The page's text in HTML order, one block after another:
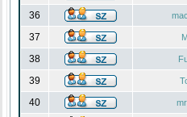
36
37
38
39
40